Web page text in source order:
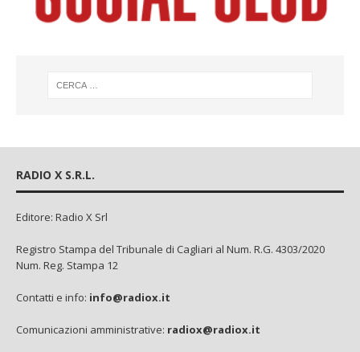
RADIO X S.R.L.
Editore: Radio X Srl
Registro Stampa del Tribunale di Cagliari al Num. R.G. 4303/2020
Num. Reg. Stampa 12
Contatti e info: info@radiox.it
Comunicazioni amministrative: radiox@radiox.it